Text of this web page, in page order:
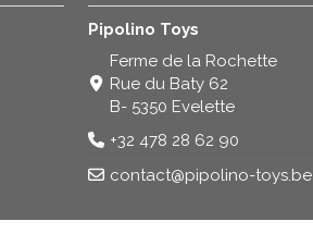
Pipolino Toys
Ferme de la Rochette
Rue du Baty 62
B- 5350 Evelette
+32 478 28 62 90
contact@pipolino-toys.be